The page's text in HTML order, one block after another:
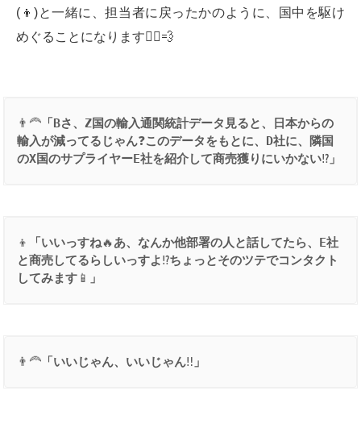
(👦)と一緒に、担当者に戻ったかのように、国中を駆け
めぐることになります🏃‍♂️💨
👨‍🦰 「Bさ、 Z国の輸入通関統計データ見ると、日本からの
輸入が減ってるじゃん❓このデータをもとに、 D社に、隣国
のX国のサプライヤーE社を紹介して商売獲りにいかない⁉️ 」
👦 「いいっすね🔥あ、なんか他部署の人と話してたら、 E社
と商売してるらしいっすよ⁉️ちょっとそのツテでコンタクト
してみます 📱 」
👨‍🦰 「いいじゃん、いいじゃん‼️ 」